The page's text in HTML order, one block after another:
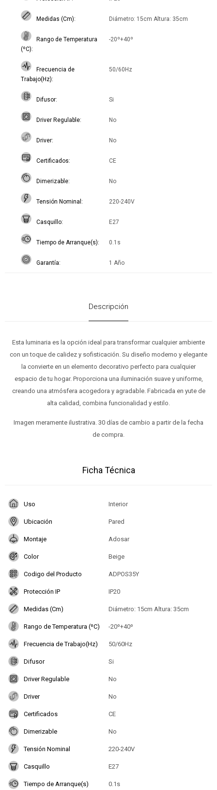
Medidas (Cm) Diámetro: 15cm Altura: 35cm
Rango de Temperatura
(ºC)
-20º+40º
Frecuencia de
Trabajo(Hz)
50/60Hz
Difusor Si
Driver Regulable No
Driver No
Certificados CE
Dimerizable No
Tensión Nominal 220-240V
Casquillo E27
Tiempo de Arranque(s) 0.1s
Garantía 1 Año
Descripción
Esta luminaria es la opción ideal para transformar cualquier ambiente
con un toque de calidez y sofisticación. Su diseño moderno y elegante
la convierte en un elemento decorativo perfecto para cualquier
espacio de tu hogar. Proporciona una iluminación suave y uniforme,
creando una atmósfera acogedora y agradable. Fabricada en yute de
alta calidad, combina funcionalidad y estilo.
Imagen meramente ilustrativa. 30 días de cambio a partir de la fecha
de compra.
Ficha Técnica
Uso Interior
Ubicación Pared
Montaje Adosar
Color Beige
Codigo del Producto ADPOS35Y
Protección IP IP20
Medidas (Cm) Diámetro: 15cm Altura: 35cm
Rango de Temperatura (ºC) -20º+40º
Frecuencia de Trabajo(Hz) 50/60Hz
Difusor Si
Driver Regulable No
Driver No
Certificados CE
Dimerizable No
Tensión Nominal 220-240V
Casquillo E27
Tiempo de Arranque(s) 0.1s